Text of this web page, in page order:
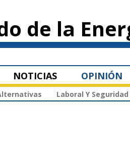
de la
NOTICIAS OPINIÓN
Laboral Y Seguridad